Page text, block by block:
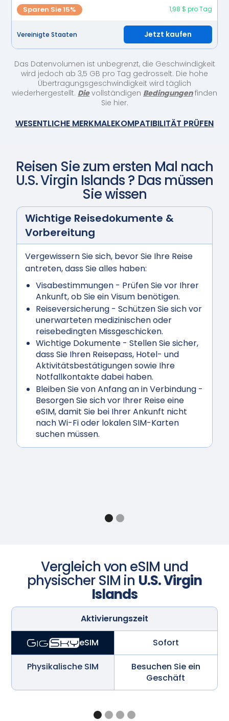
Sparen Sie 15% 1,98 $ pro Tag
Vereinigte Staaten Jetzt kaufen
Das Datenvolumen ist unbegrenzt, die Geschwindigkeit
wird jedoch ab 3,5 GB pro Tag gedrosselt. Die hohe
Übertragungsgeschwindigkeit wird täglich
wiederhergestellt. Dievollständigen Bedingungenfinden
Sie hier.
WESENTLICHE MERKMALEKOMPATIBILITÄT PRÜFEN
Reisen Sie zum ersten Mal nach
U.S. Virgin Islands? Das müssen
Sie wissen
Wichtige Reisedokumente &
Vorbereitung
Vergewissern Sie sich, bevor Sie Ihre Reise
antreten, dass Sie alles haben:
Visabestimmungen - Prüfen Sie vor Ihrer
Ankunft, ob Sie ein Visum benötigen.
Reiseversicherung - Schützen Sie sich vor
unerwarteten medizinischen oder
reisebedingten Missgeschicken.
Wichtige Dokumente - Stellen Sie sicher,
dass Sie Ihren Reisepass, Hotel- und
Aktivitätsbestätigungen sowie Ihre
Notfallkontakte dabei haben.
Bleiben Sie von Anfang an in Verbindung -
Besorgen Sie sich vor Ihrer Reise eine
eSIM, damit Sie bei Ihrer Ankunft nicht
nach Wi-Fi oder lokalen SIM-Karten
suchen müssen.
Vergleich von eSIM und
physischer SIM in U.S. Virgin
Islands
Aktivierungszeit
eSIM Sofort
Physikalische SIM
Besuchen Sie ein
Geschäft